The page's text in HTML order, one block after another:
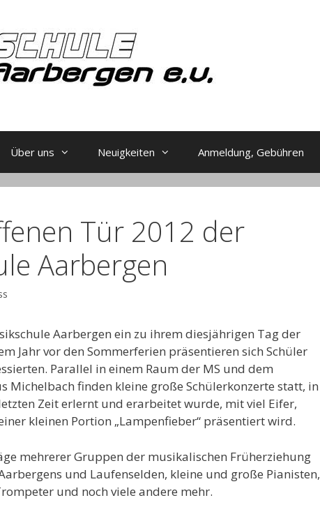
Über uns Neuigkeiten Anmeldung, Gebühren
Tür 2012 der
Aarbergen
Aarbergen ein zu ihrem diesjährigen Tag der
Jahr vor den Sommerferien präsentieren sich Schüler
Parallel in einem Raum der MS und dem
Michelbach finden kleine große Schülerkonzerte statt, in
Zeit erlernt und erarbeitet wurde, mit viel Eifer,
kleinen Portion „Lampenfieber“ präsentiert wird.
mehrerer Gruppen der musikalischen Früherziehung
und Laufenselden, kleine und große Pianisten,
und noch viele andere mehr.